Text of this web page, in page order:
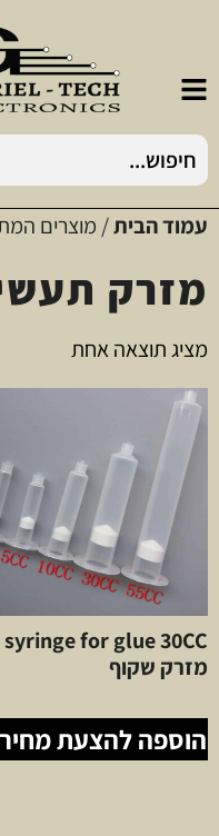
עמוד הבית/ מוצרים
מזרק
מציג תוצאה אחת
syringe for glue 30CC
מזרק שקוף
הוספה להצעת מחיר